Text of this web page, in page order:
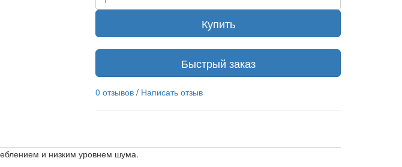
Купить
Быстрый заказ
0 отзывов / Написать отзыв
и низким уровнем шума.